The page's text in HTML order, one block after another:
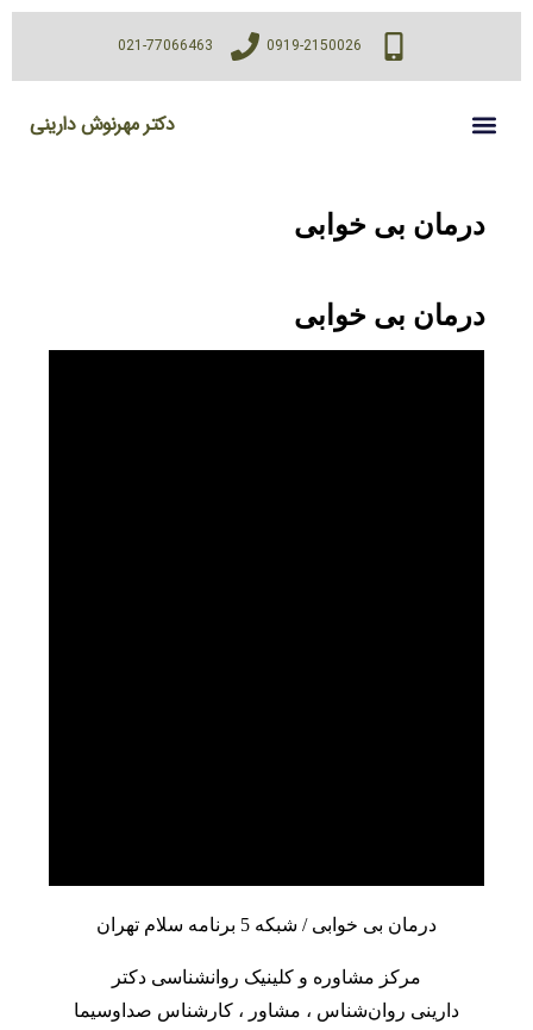
0919-2150026
021-77066463
دکتر مهرنوش دارینی
درمان بی خوابی
درمان بی خوابی
درمان بی خوابی / شبکه 5 برنامه سلام تهران
مرکز مشاوره و کلینیک روانشناسی دکتر
دارینی روان‌شناس ، مشاور ، کارشناس صداوسیما